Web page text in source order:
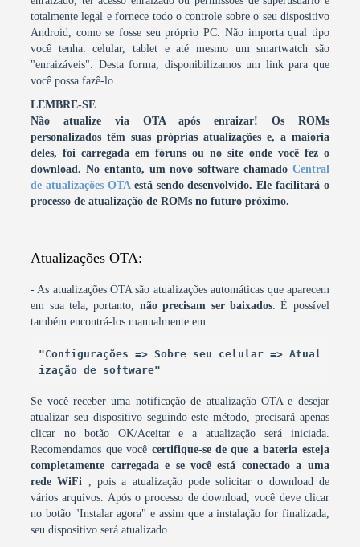
totalmente legal e fornece todo o controle sobre o seu dispositivo
Android, como se fosse seu próprio PC. Não importa qual tipo
você tenha: celular, tablet e até mesmo um smartwatch são
"enraizáveis". Desta forma, disponibilizamos um link para que
você possa fazê-lo.
LEMBRE-SE
Não atualize via OTA após enraizar! Os ROMs
personalizados têm suas próprias atualizações e, a maioria
deles, foi carregada em fóruns ou no site onde você fez o
download. No entanto, um novo software chamado Central
de atualizações OTAestá sendo desenvolvido. Ele facilitará o
processo de atualização de ROMs no futuro próximo.
Atualizações OTA:
- As atualizações OTA são atualizações automáticas que aparecem
em sua tela, portanto, não precisam ser baixados. É possível
também encontrá-los manualmente em:
"Configurações => Sobre seu celular => Atual
ização de software"
Se você receber uma notificação de atualização OTA e desejar
atualizar seu dispositivo seguindo este método, precisará apenas
clicar no botão OK/Aceitar e a atualização será iniciada.
Recomendamos que você certifique-se de que a bateria esteja
completamente carregada e se você está conectado a uma
rede WiFi , pois a atualização pode solicitar o download de
vários arquivos. Após o processo de download, você deve clicar
no botão "Instalar agora" e assim que a instalação for finalizada,
seu dispositivo será atualizado.